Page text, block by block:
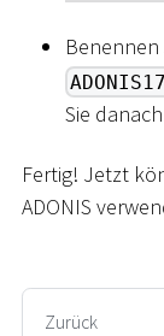
Sie
Fertig! Jetzt
ADONIS
Zurück